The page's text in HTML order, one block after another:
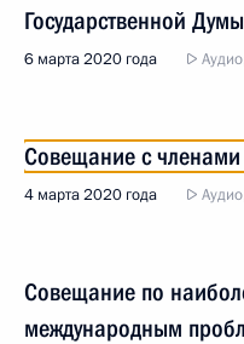
Государственной Думы
6 марта 2020 года
Совещание с членами
4 марта 2020 года
Совещание по
международным